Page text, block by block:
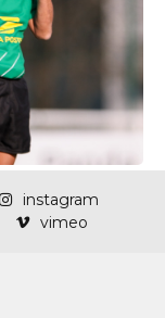
instagram
vimeo